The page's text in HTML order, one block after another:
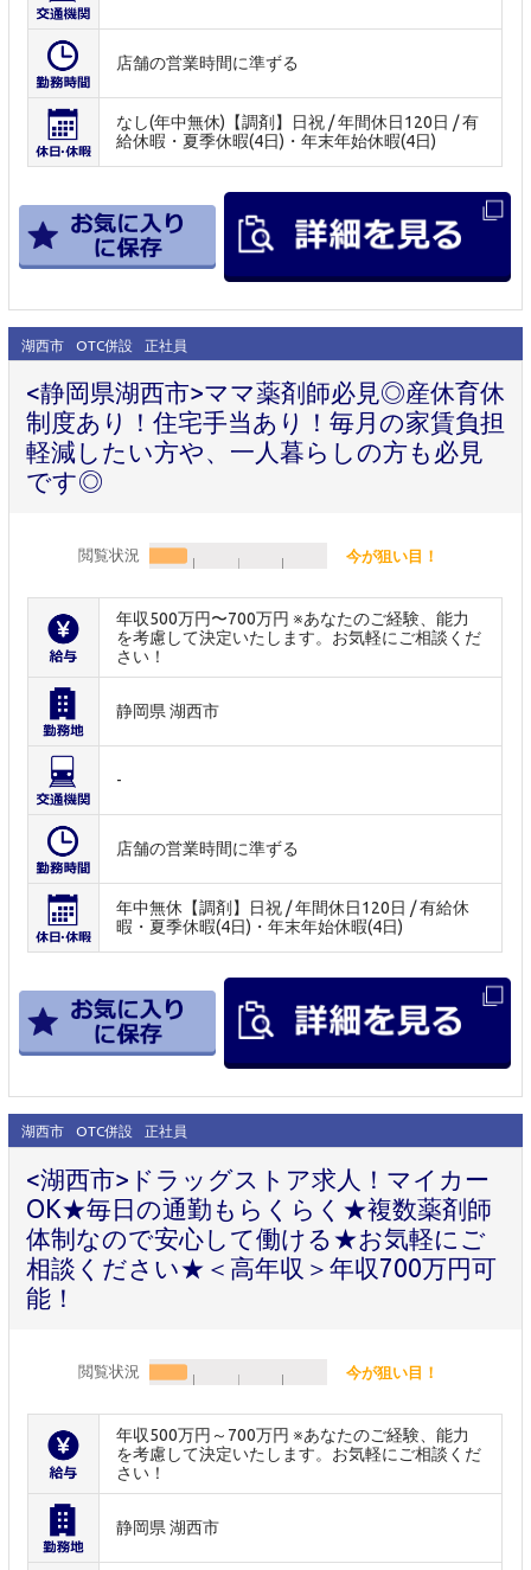
店舗の営業時間に準ずる
なし(年中無休)【調剤】日祝 / 年間休日120日 / 有
給休暇・夏季休暇(4日)・年末年始休暇(4日)
湖西市 OTC併設 正社員
<静岡県湖西市>ママ薬剤師必見◎産休育休
制度あり！住宅手当あり！毎月の家賃負担
軽減したい方や、一人暮らしの方も必見
です◎
閲覧状況 今が狙い目！
年収500万円〜700万円 ※あなたのご経験、能力
を考慮して決定いたします。お気軽にご相談くだ
さい！
静岡県 湖西市
-
店舗の営業時間に準ずる
年中無休【調剤】日祝 / 年間休日120日 / 有給休
暇・夏季休暇(4日)・年末年始休暇(4日)
湖西市 OTC併設 正社員
<湖西市>ドラッグストア求人！マイカー
OK★毎日の通勤もらくらく★複数薬剤師
体制なので安心して働ける★お気軽にご
相談ください★＜高年収＞年収700万円可
能！
閲覧状況 今が狙い目！
年収500万円～700万円 ※あなたのご経験、能力
を考慮して決定いたします。お気軽にご相談くだ
さい！
静岡県 湖西市